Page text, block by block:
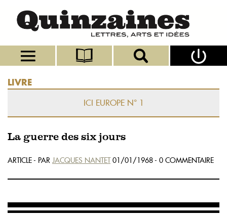
LIVRE
ICI EUROPE N° 1
La guerre des six jours
ARTICLE - PAR JACQUES NANTET01/01/1968 - 0 COMMENTAIRE